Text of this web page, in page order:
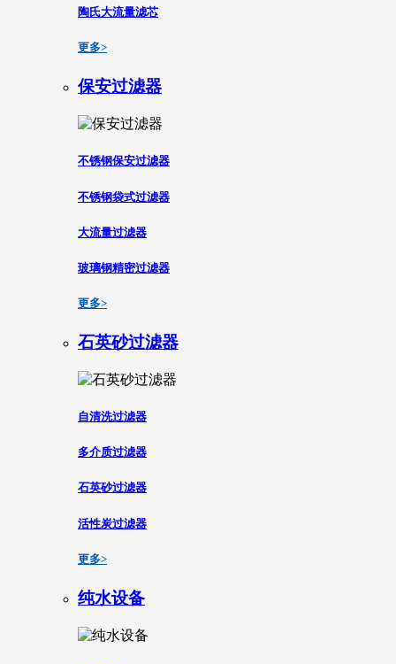
陶氏大流量滤芯
更多>
保安过滤器
不锈钢保安过滤器
不锈钢袋式过滤器
大流量过滤器
玻璃钢精密过滤器
更多>
石英砂过滤器
自清洗过滤器
多介质过滤器
石英砂过滤器
活性炭过滤器
更多>
纯水设备